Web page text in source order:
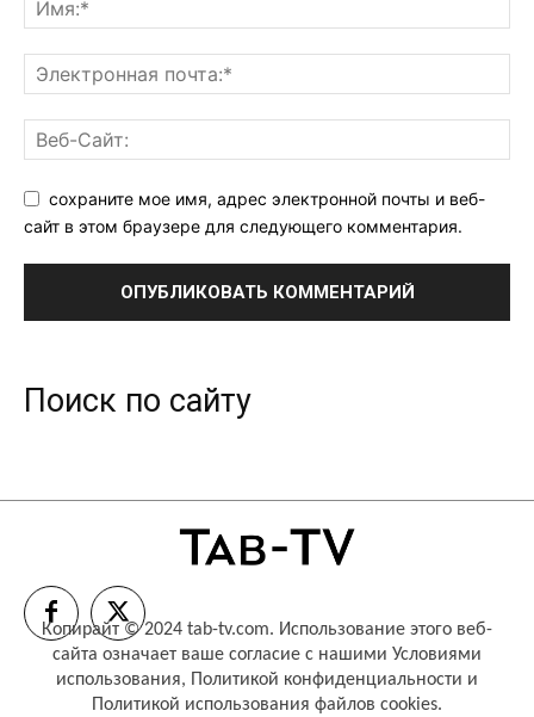
сохраните мое имя, адрес электронной почты и веб-
сайт в этом браузере для следующего комментария.
Поиск по сайту
Копирайт © 2024 tab-tv.com. Использование этого веб-
сайта означает ваше согласие с нашими Условиями
использования, Политикой конфиденциальности и
Политикой использования файлов cookies.